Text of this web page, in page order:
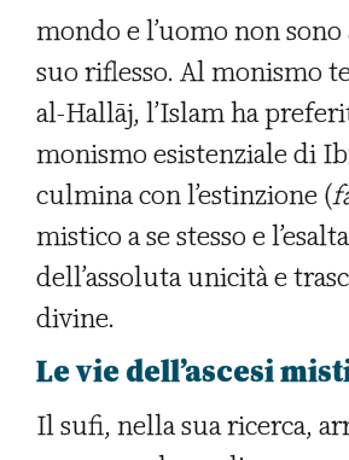
mondo e l’uomo non
suo riflesso. Al monismo
al-Hallāj, l’Islam ha
monismo esistenziale di
culmina con l’estinzione (
mistico a se stesso e
dell’assoluta unicità e
divine.
Le vie dell’ascesi
Il sufi, nella sua ricerca,